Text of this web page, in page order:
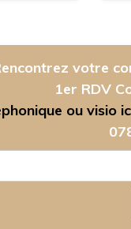
votre
1er RDV
ou visio